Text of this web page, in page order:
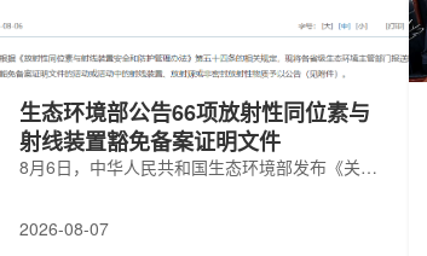
生态环境部公告66项放射性同位素与
射线装置豁免备案证明文件
8月6日，中华人民共和国生态环境部发布《关于
2026-08-07